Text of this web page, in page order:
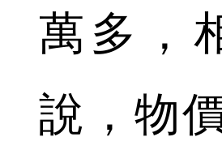
萬多，
說，物